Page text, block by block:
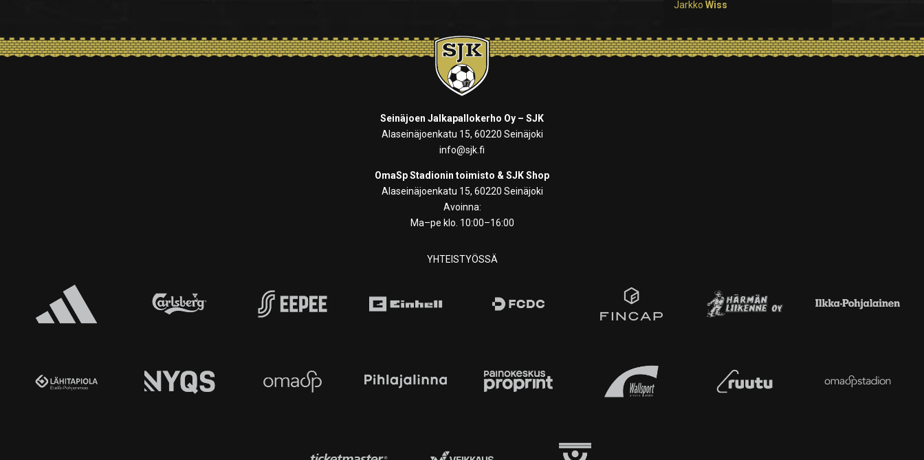
Jarkko Wiss
Seinäjoen Jalkapallokerho Oy – SJK
Alaseinäjoenkatu 15, 60220 Seinäjoki
info@sjk.fi
OmaSp Stadionin toimisto & SJK Shop
Alaseinäjoenkatu 15, 60220 Seinäjoki
Avoinna:
Ma–pe klo. 10:00–16:00
YHTEISTYÖSSÄ